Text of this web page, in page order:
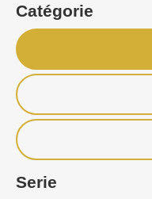
Catégorie
Serie